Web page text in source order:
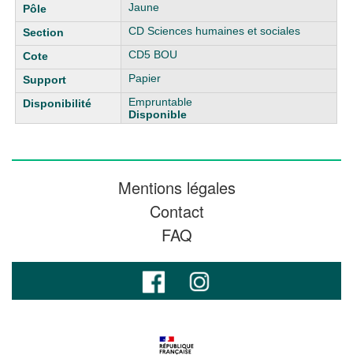
Jaune
CD Sciences humaines et sociales
CD5 BOU
Papier
Empruntable
Disponible
Mentions légales
Contact
FAQ